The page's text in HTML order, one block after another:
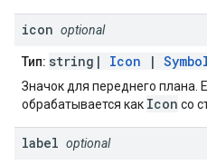
icon optional
Тип: string| Icon |
Значок для переднего плана.
обрабатывается как Icon со
label optional